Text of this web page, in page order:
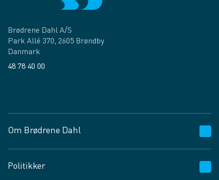
Brødrene Dahl A/S
Park Allé 370, 2605 Brøndby
Danmark
48 78 40 00
Om Brødrene Dahl
Vagttelefon 30 10 89 89
Politikker